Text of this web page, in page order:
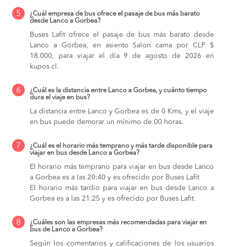
5
¿Cuál empresa de bus ofrece el pasaje de bus más barato
desde Lanco a Gorbea?
Buses Lafit ofrece el pasaje de bus más barato desde
Lanco a Gorbea, en asiento Salon cama por CLP $
18.000, para viajar el día 9 de agosto de 2026 en
kupos.cl.
6
¿Cuál es la distancia entre Lanco a Gorbea, y cuánto tiempo
dura el viaje en bus?
La distancia entre Lanco y Gorbea es de 0 Kms, y el viaje
en bus puede demorar un mínimo de 00 horas.
7
¿Cuál es el horario más temprano y más tarde disponible para
viajar en bus desde Lanco a Gorbea?
El horario más temprano para viajar en bus desde Lanco
a Gorbea es a las 20:40 y es ofrecido por Buses Lafit
El horario más tardío para viajar en bus desde Lanco a
Gorbea es a las 21:25 y es ofrecido por Buses Lafit.
8
¿Cuáles son las empresas más recomendadas para viajar en
bus de Lanco a Gorbea?
Según los comentarios y calificaciones de los usuarios